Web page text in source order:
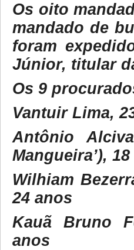
Os oito
mandado de
foram
Júnior, titular
Os 9
Vantuir Lima,
Antônio
Mangueira’),
Wilhiam
24 anos
Kauã Bruno
anos